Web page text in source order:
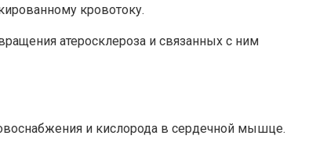
кровотоку.
атеросклероза и связанных с ним
и кислорода в сердечной мышце.